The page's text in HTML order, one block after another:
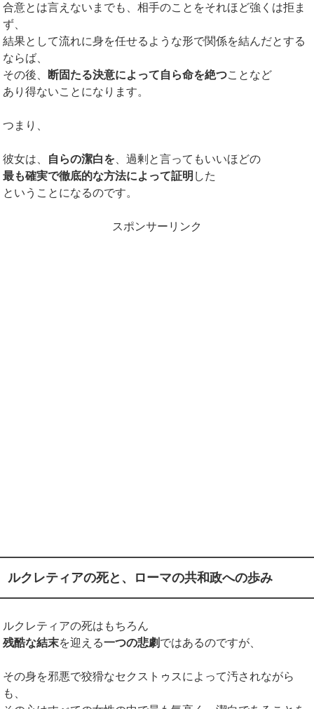
合意とは言えないまでも、相手のことをそれほど強くは拒ま
ず、
結果として流れに身を任せるような形で関係を結んだとする
ならば、
その後、 断固たる決意によって自ら命を絶つことなど
あり得ないことになります。
つまり、
彼女は、 自らの潔白を 、過剰と言ってもいいほどの
最も確実で徹底的な方法によって証明 した
ということになるのです。
スポンサーリンク
ルクレティアの死と、ローマの共和政への歩み
ルクレティアの死はもちろん
残酷な結末を迎える一つの悲劇 ではあるのですが、
その身を邪悪で狡猾なセクストゥスによって汚されながら
も、